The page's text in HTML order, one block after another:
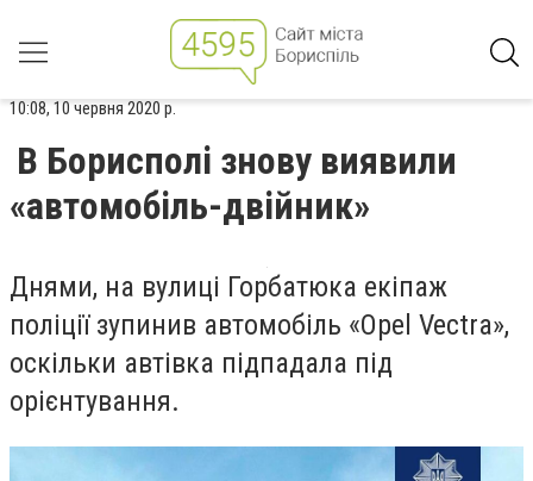
10:08, 10 червня 2020 р.
В Борисполі знову виявили
«автомобіль-двійник»
Днями, на вулиці Горбатюка екіпаж
поліції зупинив автомобіль «Opel Vectra»,
оскільки автівка підпадала під
орієнтування.